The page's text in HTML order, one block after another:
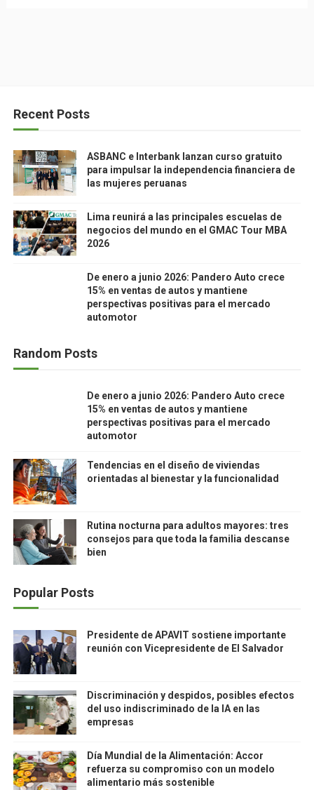
Recent Posts
ASBANC e Interbank lanzan curso gratuito
para impulsar la independencia financiera de
las mujeres peruanas
Lima reunirá a las principales escuelas de
negocios del mundo en el GMAC Tour MBA
2026
De enero a junio 2026: Pandero Auto crece
15% en ventas de autos y mantiene
perspectivas positivas para el mercado
automotor
Random Posts
De enero a junio 2026: Pandero Auto crece
15% en ventas de autos y mantiene
perspectivas positivas para el mercado
automotor
Tendencias en el diseño de viviendas
orientadas al bienestar y la funcionalidad
Rutina nocturna para adultos mayores: tres
consejos para que toda la familia descanse
bien
Popular Posts
Presidente de APAVIT sostiene importante
reunión con Vicepresidente de El Salvador
Discriminación y despidos, posibles efectos
del uso indiscriminado de la IA en las
empresas
Día Mundial de la Alimentación: Accor
refuerza su compromiso con un modelo
alimentario más sostenible